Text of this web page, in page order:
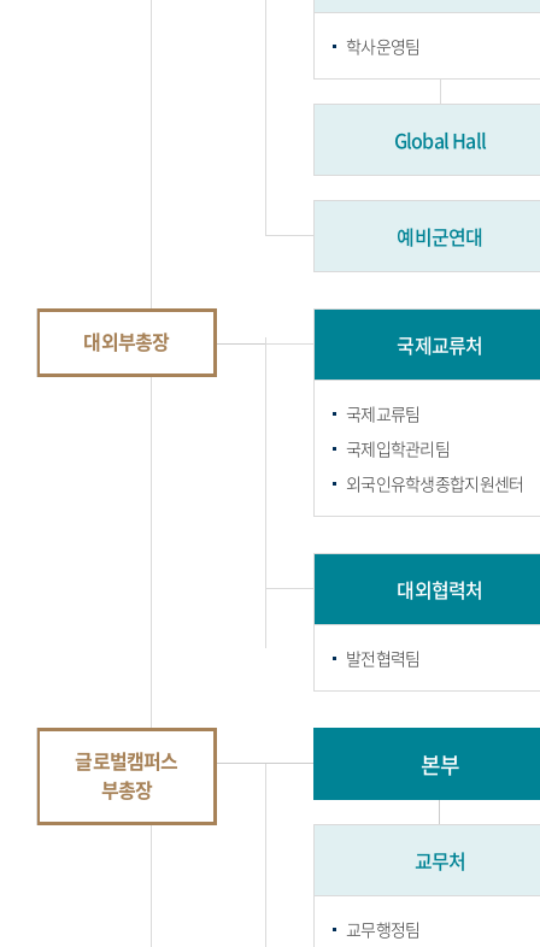
학사운영팀
Global Hall
예비군연대
대외부총장 국제교류처
국제교류팀
국제입학관리팀
외국인유학생종합지원센터
대외협력처
발전협력팀
글로벌캠퍼스
부총장
본부
교무처
교무행정팀